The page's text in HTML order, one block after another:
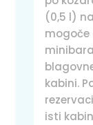
(0,5 l)
mogoče
kabini.
isti